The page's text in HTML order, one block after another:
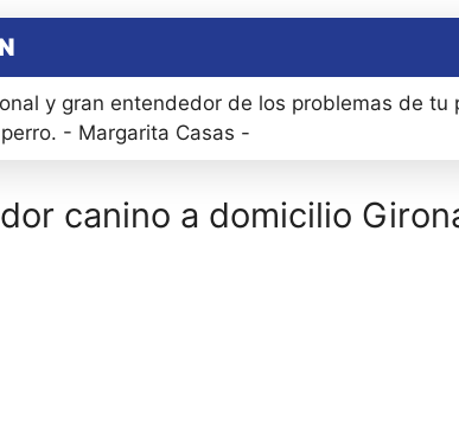
y gran entendedor de los problemas de
- Margarita Casas -
canino a domicilio